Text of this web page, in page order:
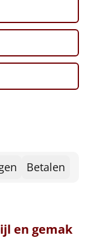
Betalen
en gemak